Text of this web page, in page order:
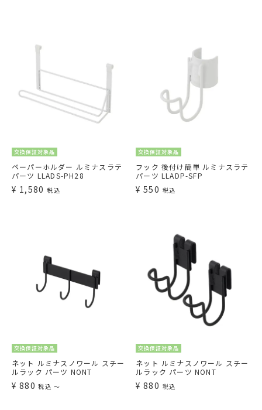
交換保証対象品
ペーパーホルダー ルミナスラテ
パーツ LLADS-PH28
¥ 1,580 税込
交換保証対象品
フック 後付け簡単 ルミナスラテ
パーツ LLADP-SFP
¥ 550 税込
交換保証対象品
ネット ルミナスノワール スチー
ルラック パーツ NONT
¥ 880 税込 〜
交換保証対象品
ネット ルミナスノワール スチー
ルラック パーツ NONT
¥ 880 税込